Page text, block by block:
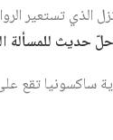
الذي تستعير
حديث للمسألة
ساكسونيا تقع